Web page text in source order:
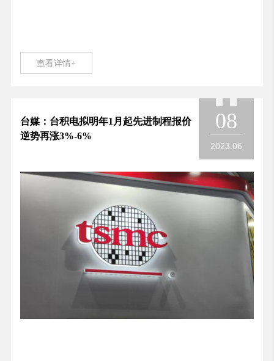
查看详情+
台媒：台积电拟明年1月起先进制程报价
逆势再涨3%-6%
08
2023.06